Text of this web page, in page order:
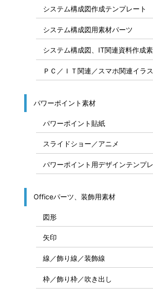
システム構成図作成テンプレート
システム構成図用素材パーツ
システム構成図、IT関連資料作成
ＰＣ／ＩＴ関連／スマホ関連イラ
パワーポイント素材
パワーポイント貼紙
スライドショー／アニメ
パワーポイント用デザインテンプ
Officeパーツ、装飾用素材
図形
矢印
線／飾り線／装飾線
枠／飾り枠／吹き出し